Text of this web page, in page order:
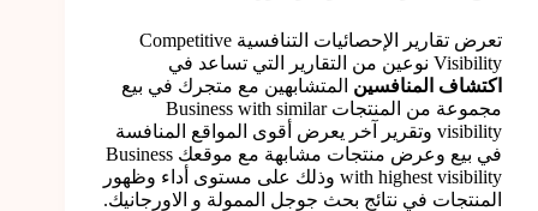
تعرض تقارير الإحصائيات التنافسية Competitive
Visibility نوعين من التقارير التي تساعد في
اكتشاف المنافسين المتشابهين مع متجرك في بيع
مجموعة من المنتجات Business with similar
visibility وتقرير آخر يعرض أقوى المواقع المنافسة
في بيع وعرض منتجات مشابهة مع موقعك Business
with highest visibility وذلك على مستوى أداء وظهور
المنتجات في نتائج بحث جوجل الممولة و الاورجانيك.